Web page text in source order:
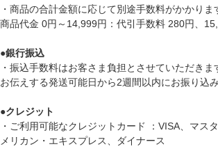
・商品の合計金額に応じて別途手数料がかかりま
商品代金 0円～14,999円：代引手数料 280円、
●銀行振込
・振込手数料はお客さま負担とさせていただき
お伝えする発送可能日から2週間以内にお振り込み
●クレジット
・ご利用可能なクレジットカード ：VISA、マス
メリカン・エキスプレス、ダイナース